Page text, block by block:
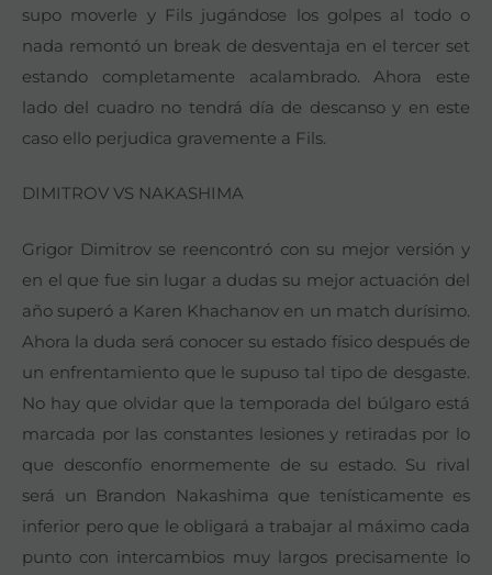
supo moverle y Fils jugándose los golpes al todo o
nada remontó un break de desventaja en el tercer set
estando completamente acalambrado. Ahora este
lado del cuadro no tendrá día de descanso y en este
caso ello perjudica gravemente a Fils.
DIMITROV VS NAKASHIMA
Grigor Dimitrov se reencontró con su mejor versión y
en el que fue sin lugar a dudas su mejor actuación del
año superó a Karen Khachanov en un match durísimo.
Ahora la duda será conocer su estado físico después de
un enfrentamiento que le supuso tal tipo de desgaste.
No hay que olvidar que la temporada del búlgaro está
marcada por las constantes lesiones y retiradas por lo
que desconfío enormemente de su estado. Su rival
será un Brandon Nakashima que tenísticamente es
inferior pero que le obligará a trabajar al máximo cada
punto con intercambios muy largos precisamente lo